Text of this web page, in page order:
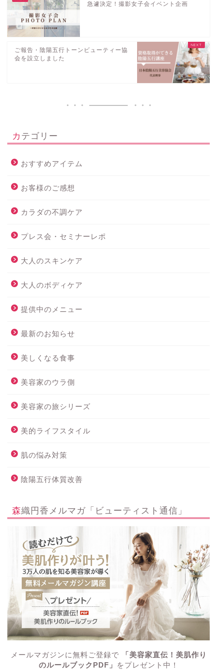
急遽決定！撮影女子会イベント企画
ご報告・陰陽五行トーンビューティー協
会を設立しました
カテゴリー
おすすめアイテム
お客様のご感想
カラダの不調ケア
プレス会・セミナーレポ
大人のスキンケア
大人のボディケア
提供中のメニュー
最新のお知らせ
美しくなる食事
美容家のウラ側
美容家の旅シリーズ
美的ライフスタイル
肌の悩み対策
陰陽五行体質改善
森織円香メルマガ「ビューティスト通信」
メールマガジンに無料ご登録で
「美容家直伝！美肌作り
のルールブックPDF」
をプレゼント中！